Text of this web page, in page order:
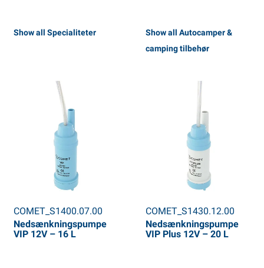
Show all Specialiteter
Show all Autocamper &
camping tilbehør
COMET_S1400.07.00
Nedsænkningspumpe
VIP 12V – 16 L
COMET_S1430.12.00
Nedsænkningspumpe
VIP Plus 12V – 20 L